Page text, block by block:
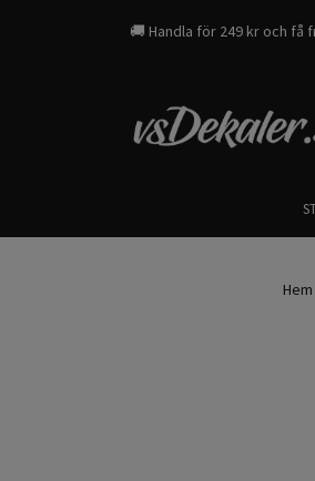
🚚 Handla för 249 kr och få
Hem